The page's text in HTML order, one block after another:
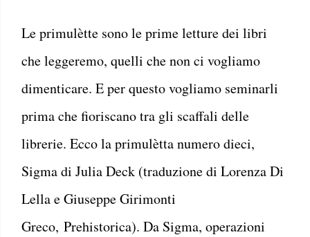
Le primulètte sono le prime letture dei libri
che leggeremo, quelli che non ci vogliamo
dimenticare. E per questo vogliamo seminarli
prima che fioriscano tra gli scaffali delle
librerie. Ecco la primulètta numero dieci,
Sigma di Julia Deck (traduzione di Lorenza Di
Lella e Giuseppe Girimonti
Greco, Prehistorica). Da Sigma, operazioni